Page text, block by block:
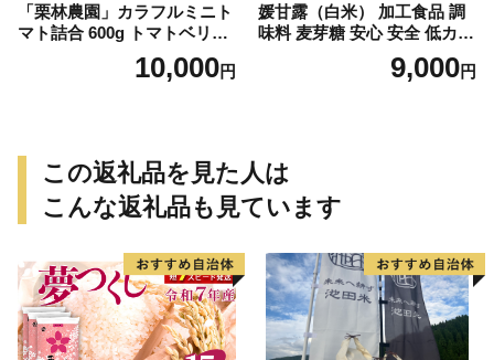
「栗林農園」カラフルミニト
マト詰合 600g トマトベリー
ピーチチェリー イエローミ
ミ サングリーン トスカーナ
10,000円
媛甘露（白米） 加工食品 調
味料 麦芽糖 安心 安全 低カロ
リー 甘味料 シロップタイプ
上品な甘み お菓子作り 料理
9,000円
この返礼品を見た人は
こんな返礼品も見ています